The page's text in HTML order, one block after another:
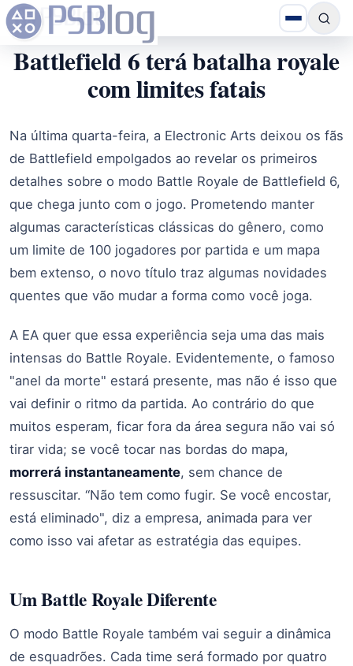
Battlefield 6 terá batalha royale
com limites fatais
Na última quarta-feira, a Electronic Arts deixou os fãs
de Battlefield empolgados ao revelar os primeiros
detalhes sobre o modo Battle Royale de Battlefield 6,
que chega junto com o jogo. Prometendo manter
algumas características clássicas do gênero, como
um limite de 100 jogadores por partida e um mapa
bem extenso, o novo título traz algumas novidades
quentes que vão mudar a forma como você joga.
A EA quer que essa experiência seja uma das mais
intensas do Battle Royale. Evidentemente, o famoso
"anel da morte" estará presente, mas não é isso que
vai definir o ritmo da partida. Ao contrário do que
muitos esperam, ficar fora da área segura não vai só
tirar vida; se você tocar nas bordas do mapa,
morrerá instantaneamente, sem chance de
ressuscitar. “Não tem como fugir. Se você encostar,
está eliminado", diz a empresa, animada para ver
como isso vai afetar as estratégia das equipes.
Um Battle Royale Diferente
O modo Battle Royale também vai seguir a dinâmica
de esquadrões. Cada time será formado por quatro